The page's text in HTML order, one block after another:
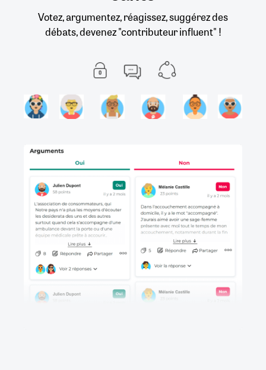
Votez, argumentez, réagissez, suggérez des
débats, devenez "contributeur influent" !